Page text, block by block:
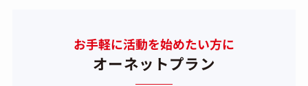
お手軽に活動を始めたい方に
オーネットプラン